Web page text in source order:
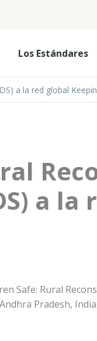
Los Estándares
a la red global
a
Safe: Rural
Pradesh,